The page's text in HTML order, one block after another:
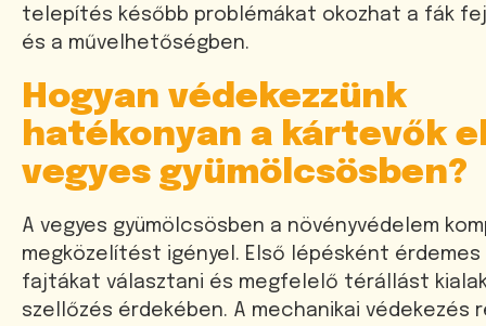
telepítés később problémákat okozhat a fák
és a művelhetőségben.
Hogyan védekezzünk
hatékonyan a kártevők
vegyes gyümölcsösben?
A vegyes gyümölcsösben a növényvédelem
megközelítést igényel. Első lépésként
fajtákat választani és megfelelő térállást
szellőzés érdekében. A mechanikai védekezés